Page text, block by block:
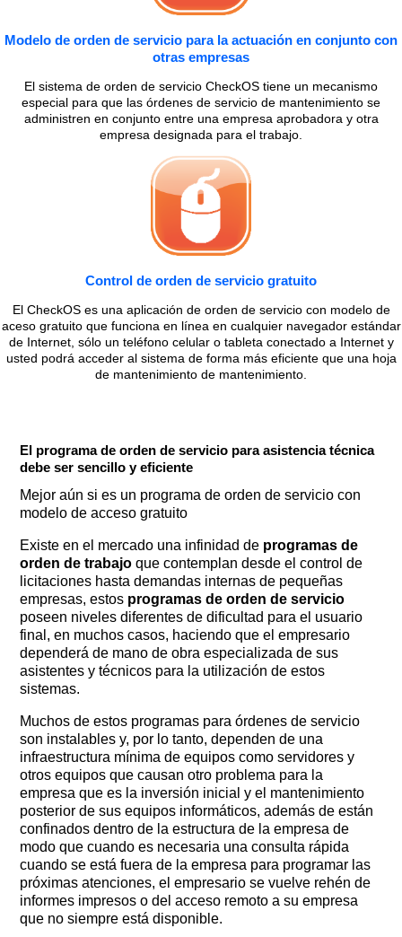
Modelo de orden de servicio para la actuación en conjunto con
otras empresas
El sistema de orden de servicio CheckOS tiene un mecanismo
especial para que las órdenes de servicio de mantenimiento se
administren en conjunto entre una empresa aprobadora y otra
empresa designada para el trabajo.
Control de orden de servicio gratuito
El CheckOS es una aplicación de orden de servicio con modelo de
aceso gratuito que funciona en línea en cualquier navegador estándar
de Internet, sólo un teléfono celular o tableta conectado a Internet y
usted podrá acceder al sistema de forma más eficiente que una hoja
de mantenimiento de mantenimiento.
El programa de orden de servicio para asistencia técnica
debe ser sencillo y eficiente
Mejor aún si es un programa de orden de servicio con
modelo de acceso gratuito
Existe en el mercado una infinidad de programas de
orden de trabajo que contemplan desde el control de
licitaciones hasta demandas internas de pequeñas
empresas, estos programas de orden de servicio
poseen niveles diferentes de dificultad para el usuario
final, en muchos casos, haciendo que el empresario
dependerá de mano de obra especializada de sus
asistentes y técnicos para la utilización de estos
sistemas.
Muchos de estos programas para órdenes de servicio
son instalables y, por lo tanto, dependen de una
infraestructura mínima de equipos como servidores y
otros equipos que causan otro problema para la
empresa que es la inversión inicial y el mantenimiento
posterior de sus equipos informáticos, además de están
confinados dentro de la estructura de la empresa de
modo que cuando es necesaria una consulta rápida
cuando se está fuera de la empresa para programar las
próximas atenciones, el empresario se vuelve rehén de
informes impresos o del acceso remoto a su empresa
que no siempre está disponible.